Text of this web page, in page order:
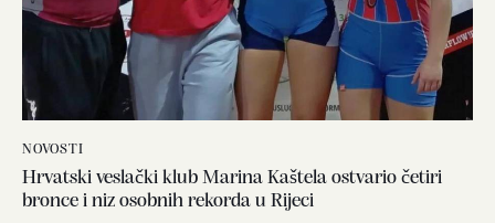
NOVOSTI
Hrvatski veslački klub Marina Kaštela ostvario četiri
bronce i niz osobnih rekorda u Rijeci